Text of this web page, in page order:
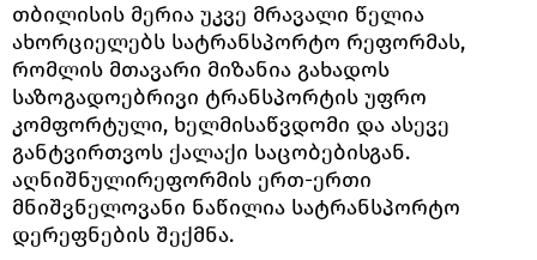
თბილისის მერია უკვე მრავალი წელია
ახორციელებს სატრანსპორტო რეფორმას,
რომლის მთავარი მიზანია გახადოს
საზოგადოებრივი ტრანსპორტის უფრო
კომფორტული, ხელმისაწვდომი და ასევე
განტვირთვოს ქალაქი საცობებისგან.
აღნიშნულირეფორმის ერთ-ერთი
მნიშვნელოვანი ნაწილია სატრანსპორტო
დერეფნების შექმნა.